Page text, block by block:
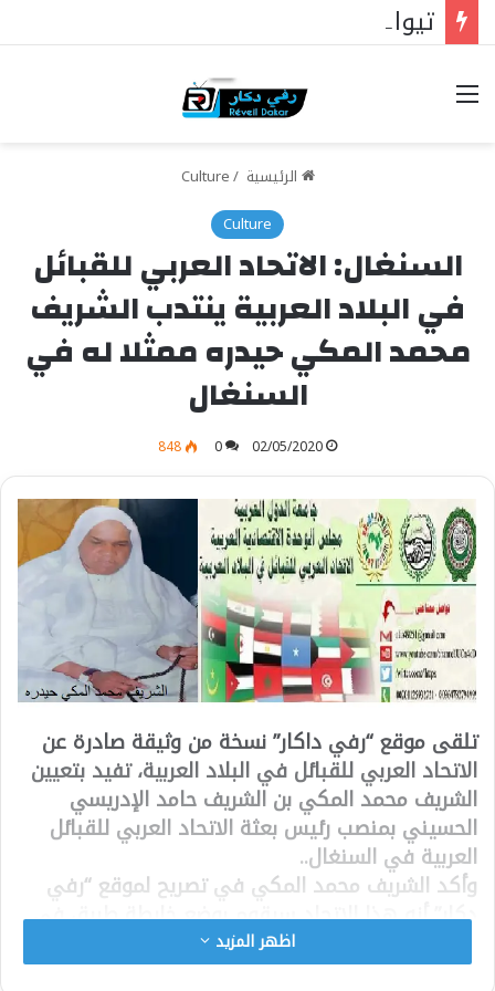
خيارات
الرئيسية /
Culture
Culture
السنغال: الاتحاد العربي للقبائل
في البلاد العربية ينتدب الشريف
محمد المكي حيدره ممثلا له في
السنغال
02/05/2020
0
848
تلقى موقع “رفي داكار” نسخة من وثيقة صادرة عن
الاتحاد العربي للقبائل في البلاد العربية، تفيد بتعيين
الشريف محمد المكي بن الشريف حامد الإدريسي
الحسيني بمنصب رئيس بعثة الاتحاد العربي للقبائل
العربية في السنغال..
وأكد الشريف محمد المكي في تصريح لموقع “رفي
دكار” أنه هذا الاتحاد سيقوم بوضع خارطة طريق في
الوقت القريب لانطلاقة أعماله في الستغال والمنطقة
عبر تنفيذ برامج تنموية وثقافية سيكون لها الأثر
اظهر المزيد